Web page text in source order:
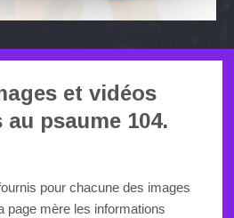
et vidéos
au psaume 104.
pour chacune des images
page mère les informations